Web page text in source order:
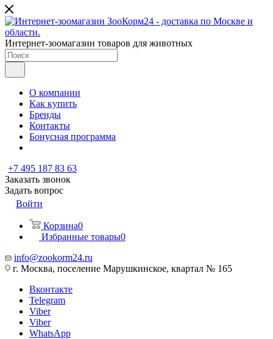
Интернет-зоомагазин товаров для животных
О компании
Как купить
Бренды
Контакты
Бонусная программа
+7 495 187 83 63
Заказать звонок
Задать вопрос
Войти
Корзина0
Избранные товары0
info@zookorm24.ru
г. Москва, поселение Марушкинское, квартал № 165
Вконтакте
Telegram
Viber
Viber
WhatsApp